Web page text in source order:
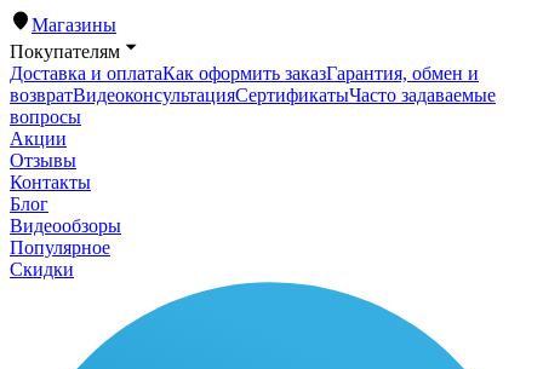
Магазины
Покупателям
Доставка и оплатаКак оформить заказГарантия, обмен и
возвратВидеоконсультацияСертификатыЧасто задаваемые
вопросы
Акции
Отзывы
Контакты
Блог
Видеообзоры
Популярное
Скидки